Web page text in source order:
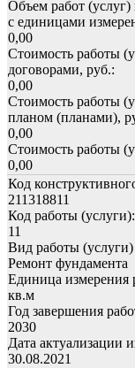
Объем работ (услуг)
с единицами
0,00
Стоимость работы
договорами, руб.:
0,00
Стоимость работы
планом (планами),
0,00
Стоимость работы
0,00
Код
211318811
Код работы (услуги):
11
Вид работы
Ремонт фундамента
Единица измерения
кв.м
Год завершения
2030
Дата актуализации
30.08.2021